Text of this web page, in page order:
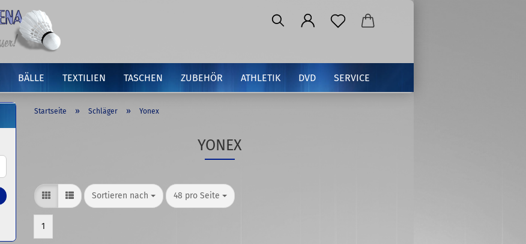
BÄLLE TEXTILIEN TASCHEN ZUBEHÖR ATHLETIK DVD SERVICE
Startseite » Schläger » Yonex
YONEX
Sortieren nach
Sortieren nach 48 pro Seite
pro Seite
1